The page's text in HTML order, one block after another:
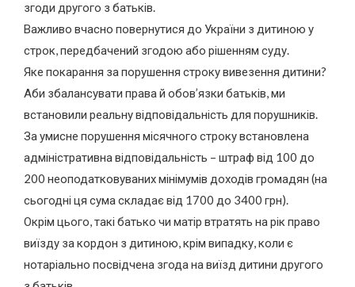
згоди другого з батьків.
Важливо вчасно повернутися до України з дитиною у
строк, передбачений згодою або рішенням суду.
Яке покарання за порушення строку вивезення дитини?
Аби збалансувати права й обов’язки батьків, ми
встановили реальну відповідальність для порушників.
За умисне порушення місячного строку встановлена
адміністративна відповідальність – штраф від 100 до
200 неоподатковуваних мінімумів доходів громадян (на
сьогодні ця сума складає від 1700 до 3400 грн).
Окрім цього, такі батько чи матір втратять на рік право
виїзду за кордон з дитиною, крім випадку, коли є
нотаріально посвідчена згода на виїзд дитини другого